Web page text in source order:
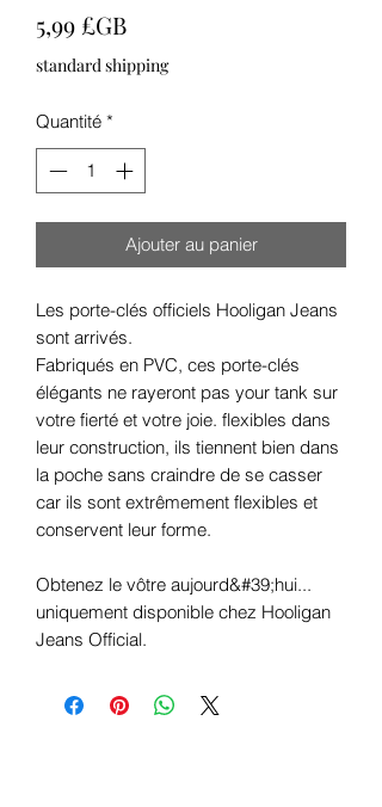
5,99 £GBPrix
standard shipping
Quantité *
Ajouter au panier
Les porte-clés officiels Hooligan Jeans
sont arrivés.
Fabriqués en PVC, ces porte-clés
élégants ne rayeront pas your tank sur
votre fierté et votre joie. flexibles dans
leur construction, ils tiennent bien dans
la poche sans craindre de se casser
car ils sont extrêmement flexibles et
conservent leur forme.
Obtenez le vôtre aujourd&#39;hui...
uniquement disponible chez Hooligan
Jeans Official.